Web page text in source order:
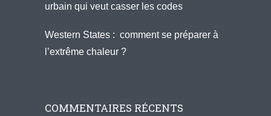
urbain qui veut casser les codes
Western States : comment se préparer à
l’extrême chaleur ?
COMMENTAIRES RÉCENTS